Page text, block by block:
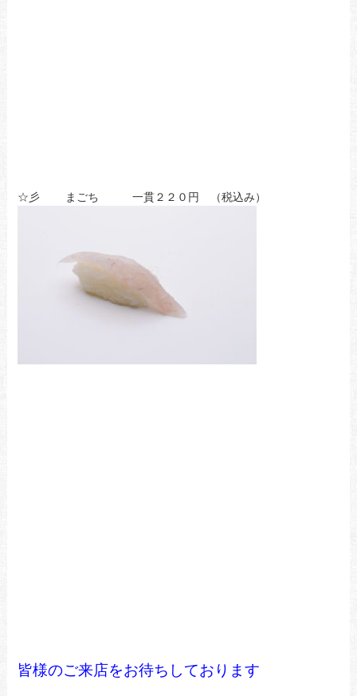
☆彡 まごち 一貫２２０円 （税込み）
皆様のご来店をお待ちしております